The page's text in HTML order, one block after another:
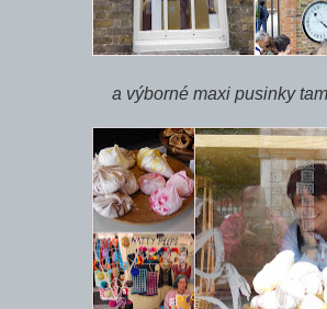
a výborné maxi pusinky